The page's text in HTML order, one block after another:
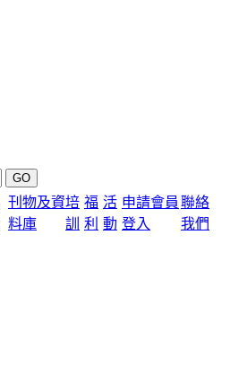
GO
刊物及資
料庫
培
訓
福
利
活
動
申請會員
登入
聯絡
我們